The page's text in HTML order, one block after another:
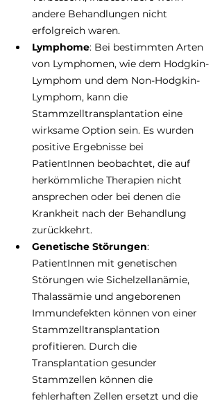
andere Behandlungen nicht
erfolgreich waren.
Lymphome: Bei bestimmten Arten
von Lymphomen, wie dem Hodgkin-
Lymphom und dem Non-Hodgkin-
Lymphom, kann die
Stammzelltransplantation eine
wirksame Option sein. Es wurden
positive Ergebnisse bei
PatientInnen beobachtet, die auf
herkömmliche Therapien nicht
ansprechen oder bei denen die
Krankheit nach der Behandlung
zurückkehrt.
Genetische Störungen:
PatientInnen mit genetischen
Störungen wie Sichelzellanämie,
Thalassämie und angeborenen
Immundefekten können von einer
Stammzelltransplantation
profitieren. Durch die
Transplantation gesunder
Stammzellen können die
fehlerhaften Zellen ersetzt und die